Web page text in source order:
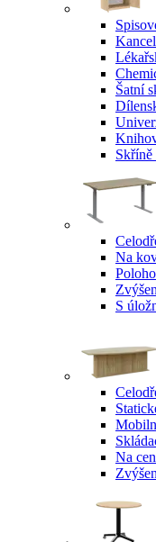
Šatní
Na
S
Na